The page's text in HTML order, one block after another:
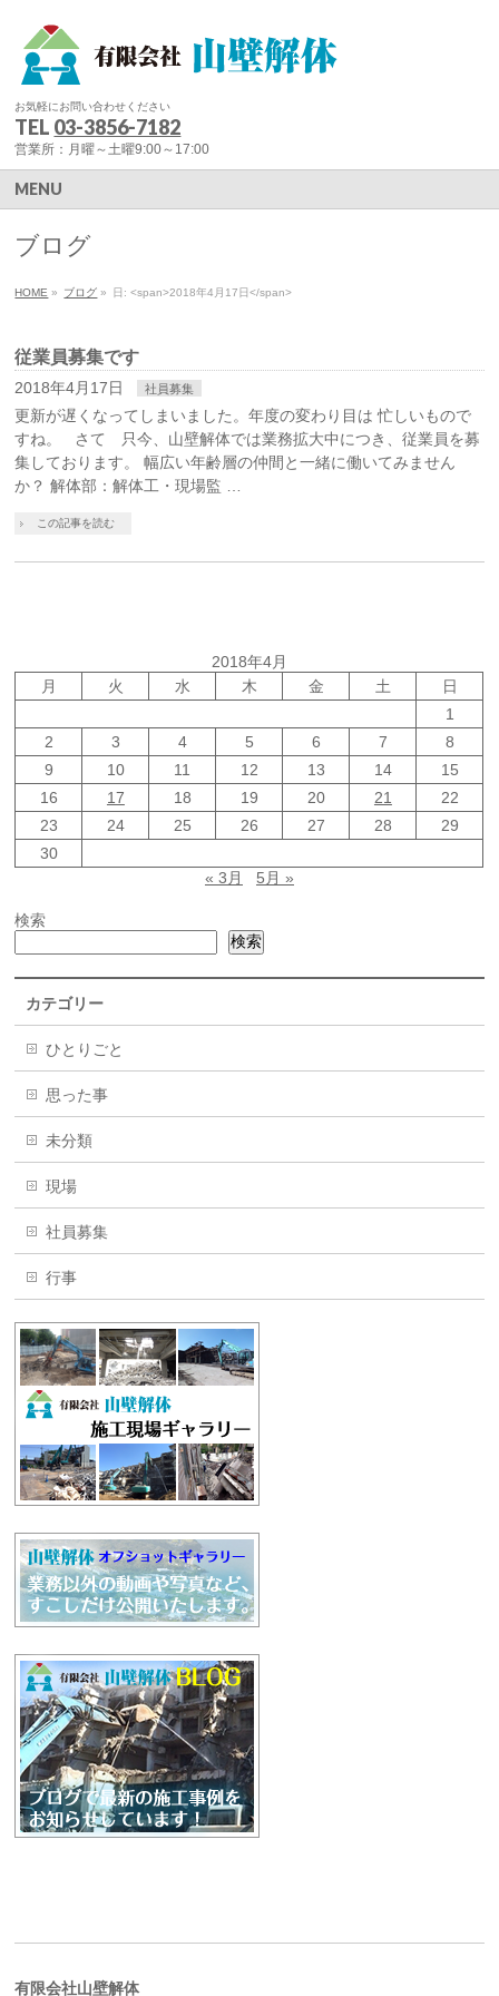
お気軽にお問い合わせください
TEL 03-3856-7182
営業所：月曜～土曜9:00～17:00
MENU
ブログ
HOME » ブログ » 日: <span>2018年4月17日</span>
従業員募集です
2018年4月17日 社員募集
更新が遅くなってしまいました。年度の変わり目は 忙しいもので
すね。 さて 只今、山壁解体では業務拡大中につき、従業員を募
集しております。 幅広い年齢層の仲間と一緒に働いてみません
か？ 解体部：解体工・現場監 …
この記事を読む
2018年4月
月
火 水 木 金 土
日
1
2
3 4 5 6 7
8
9
10 11 12 13 14
15
16
17 18 19 20 21
22
23
24 25 26 27 28
29
30
« 3月
5月 »
検索
検索
カテゴリー
ひとりごと
思った事
未分類
現場
社員募集
行事
有限会社山壁解体